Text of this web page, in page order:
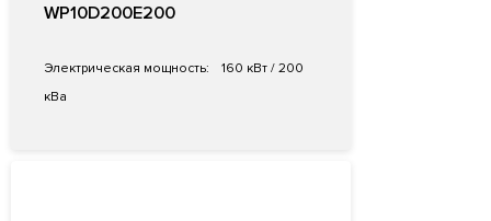
WP10D200E200
Электрическая мощность:
160 кВт / 200
кВа